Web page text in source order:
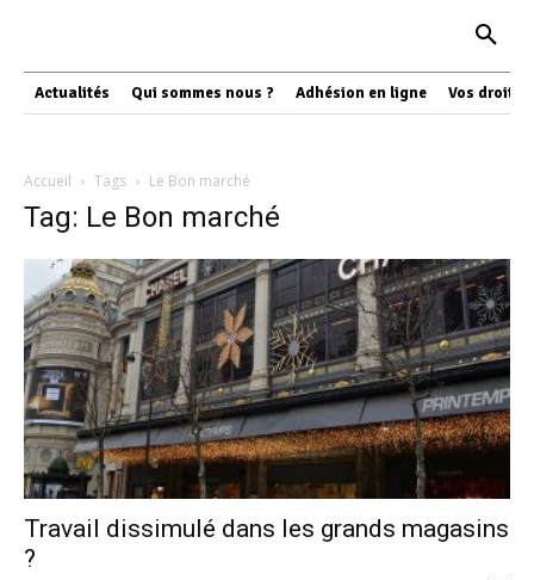
Actualités Qui sommes nous ? Adhésion en ligne Vos droits
Accueil Tags Le Bon marché
Tag: Le Bon marché
Travail dissimulé dans les grands magasins
?